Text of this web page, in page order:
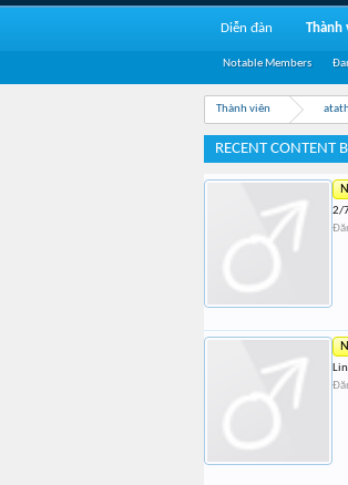
Thành viên
RECENT CONTENT
2/
Diễn đàn Thành
Notable Members